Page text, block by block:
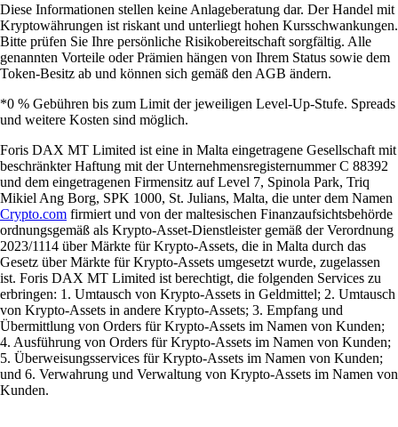
Diese Informationen stellen keine Anlageberatung dar. Der Handel mit
Kryptowährungen ist riskant und unterliegt hohen Kursschwankungen.
Bitte prüfen Sie Ihre persönliche Risikobereitschaft sorgfältig. Alle
genannten Vorteile oder Prämien hängen von Ihrem Status sowie dem
Token-Besitz ab und können sich gemäß den AGB ändern.
*0 % Gebühren bis zum Limit der jeweiligen Level-Up-Stufe. Spreads
und weitere Kosten sind möglich.
Foris DAX MT Limited ist eine in Malta eingetragene Gesellschaft mit
beschränkter Haftung mit der Unternehmensregisternummer C 88392
und dem eingetragenen Firmensitz auf Level 7, Spinola Park, Triq
Mikiel Ang Borg, SPK 1000, St. Julians, Malta, die unter dem Namen
Crypto.com firmiert und von der maltesischen Finanzaufsichtsbehörde
ordnungsgemäß als Krypto-Asset-Dienstleister gemäß der Verordnung
2023/1114 über Märkte für Krypto-Assets, die in Malta durch das
Gesetz über Märkte für Krypto-Assets umgesetzt wurde, zugelassen
ist. Foris DAX MT Limited ist berechtigt, die folgenden Services zu
erbringen: 1. Umtausch von Krypto-Assets in Geldmittel; 2. Umtausch
von Krypto-Assets in andere Krypto-Assets; 3. Empfang und
Übermittlung von Orders für Krypto-Assets im Namen von Kunden;
4. Ausführung von Orders für Krypto-Assets im Namen von Kunden;
5. Überweisungsservices für Krypto-Assets im Namen von Kunden;
und 6. Verwahrung und Verwaltung von Krypto-Assets im Namen von
Kunden.